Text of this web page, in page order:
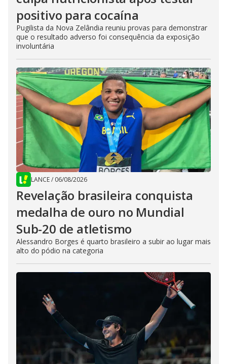
positivo para cocaína
Pugilista da Nova Zelândia reuniu provas para demonstrar
que o resultado adverso foi consequência da exposição
involuntária
LANCE/ 06/08/2026
Revelação brasileira conquista
medalha de ouro no Mundial
Sub-20 de atletismo
Alessandro Borges é quarto brasileiro a subir ao lugar mais
alto do pódio na categoria